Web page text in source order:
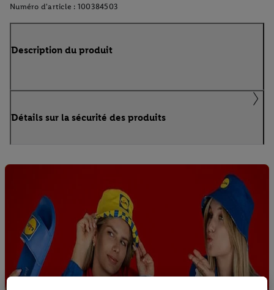
Numéro d'article : 100384503
Description du produit
Détails sur la sécurité des produits